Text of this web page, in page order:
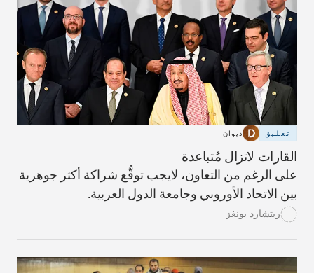
تعليق ديوان
القارات لاتزال مُتباعدة
على الرغم من التعاون، لايجب توقُّع شراكة أكثر جوهرية
بين الاتحاد الأوروبي وجامعة الدول العربية.
ريتشارد يونغز